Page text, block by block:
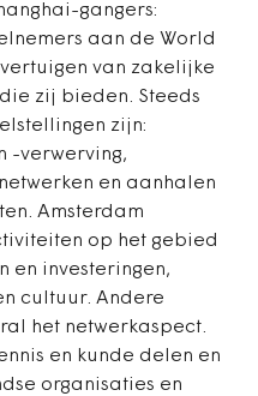
gangers:
aan de World
van zakelijke
zij bieden. Steeds
zijn:
-verwerving,
en aanhalen
Amsterdam
op het gebied
en investeringen,
cultuur. Andere
het netwerkaspect.
en kunde delen en
organisaties en